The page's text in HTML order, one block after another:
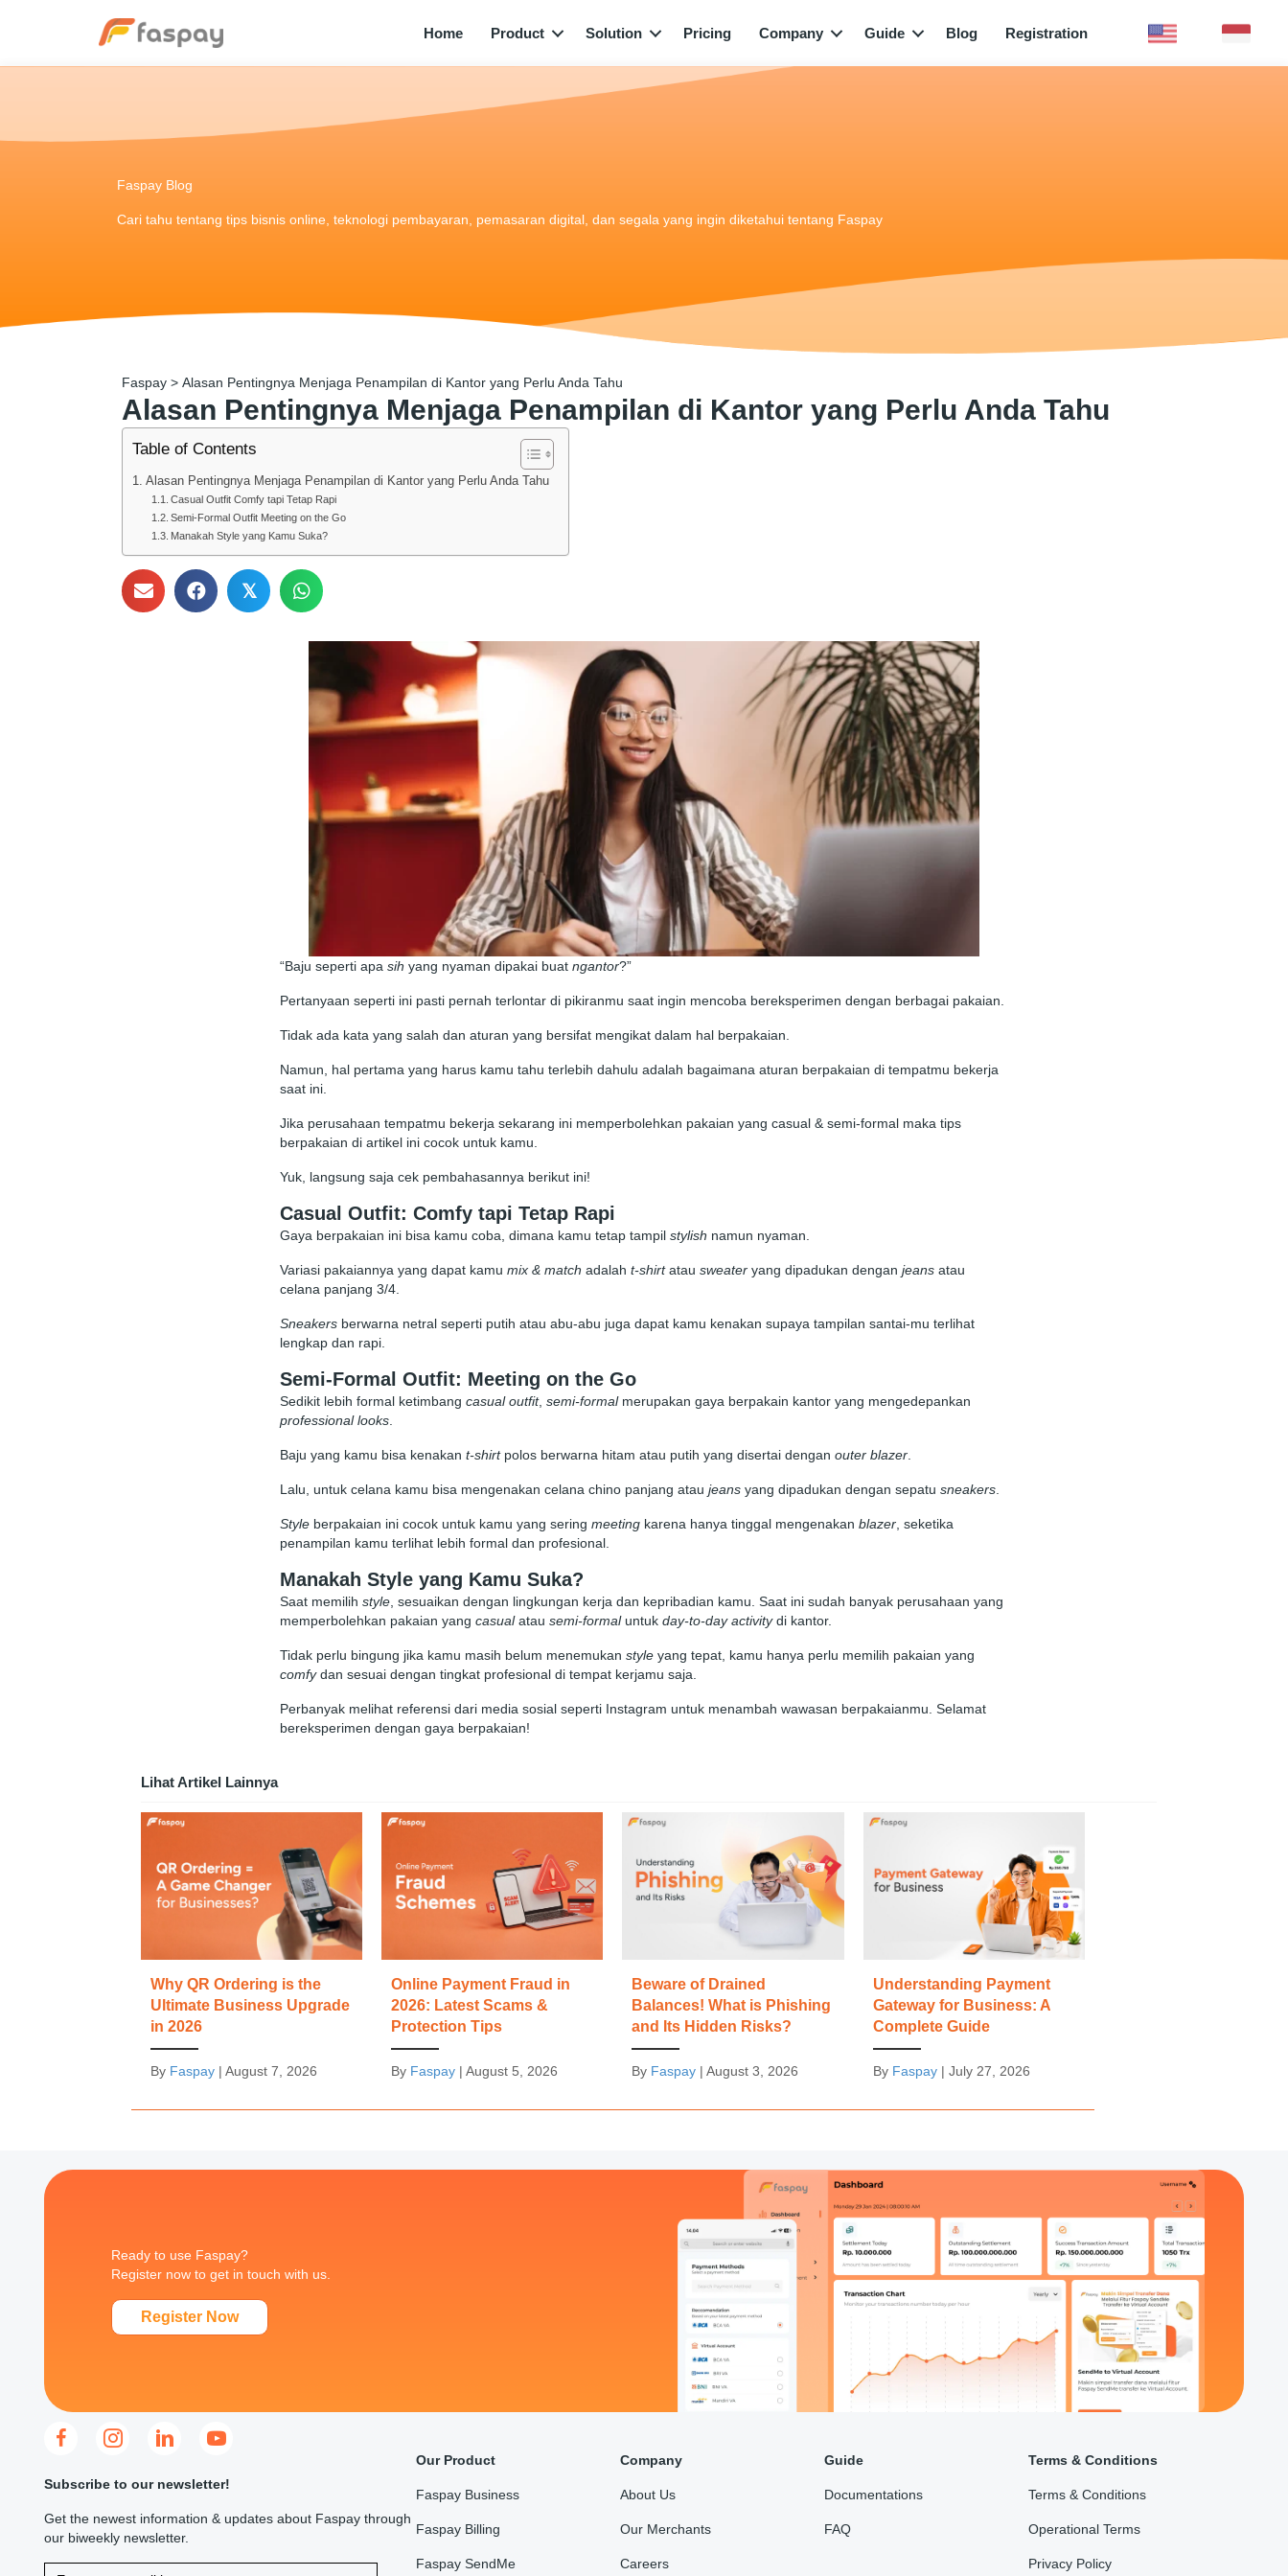
Home Product Solution Pricing Company Guide Blog Registration
Faspay Blog
Cari tahu tentang tips bisnis online, teknologi pembayaran, pemasaran digital, dan segala yang ingin diketahui tentang Faspay
Faspay > Alasan Pentingnya Menjaga Penampilan di Kantor yang Perlu Anda Tahu
Alasan Pentingnya Menjaga Penampilan di Kantor yang Perlu Anda Tahu
Table of Contents
Alasan Pentingnya Menjaga Penampilan di Kantor yang Perlu Anda Tahu
Casual Outfit Comfy tapi Tetap Rapi
Semi-Formal Outfit Meeting on the Go
Manakah Style yang Kamu Suka?
𝕏
“Baju seperti apa sih yang nyaman dipakai buat ngantor?”
Pertanyaan seperti ini pasti pernah terlontar di pikiranmu saat ingin mencoba bereksperimen dengan berbagai pakaian.
Tidak ada kata yang salah dan aturan yang bersifat mengikat dalam hal berpakaian.
Namun, hal pertama yang harus kamu tahu terlebih dahulu adalah bagaimana aturan berpakaian di tempatmu bekerja
saat ini.
Jika perusahaan tempatmu bekerja sekarang ini memperbolehkan pakaian yang casual & semi-formal maka tips
berpakaian di artikel ini cocok untuk kamu.
Yuk, langsung saja cek pembahasannya berikut ini!
Casual Outfit: Comfy tapi Tetap Rapi
Gaya berpakaian ini bisa kamu coba, dimana kamu tetap tampil stylish namun nyaman.
Variasi pakaiannya yang dapat kamu mix & match adalah t-shirtatau sweater yang dipadukan dengan jeans atau
celana panjang 3/4.
Sneakers berwarna netral seperti putih atau abu-abu juga dapat kamu kenakan supaya tampilan santai-mu terlihat
lengkap dan rapi.
Semi-Formal Outfit: Meeting on the Go
Sedikit lebih formal ketimbang casual outfit, semi-formalmerupakan gaya berpakain kantor yang mengedepankan
professional looks
Baju yang kamu bisa kenakan t-shirtpolos berwarna hitam atau putih yang disertai dengan outer blazer
Lalu, untuk celana kamu bisa mengenakan celana chino panjang atau jeans yang dipadukan dengan sepatu sneakers
Style berpakaian ini cocok untuk kamu yang sering meeting karena hanya tinggal mengenakan blazer , seketika
penampilan kamu terlihat lebih formal dan profesional.
Manakah Style yang Kamu Suka?
Saat memilih style , sesuaikan dengan lingkungan kerja dan kepribadian kamu. Saat ini sudah banyak perusahaan yang
memperbolehkan pakaian yang casualatau semi-formaluntuk day-to-day activitydi kantor.
Tidak perlu bingung jika kamu masih belum menemukan style yang tepat, kamu hanya perlu memilih pakaian yang
comfydan sesuai dengan tingkat profesional di tempat kerjamu saja.
Perbanyak melihat referensi dari media sosial seperti Instagram untuk menambah wawasan berpakaianmu. Selamat
bereksperimen dengan gaya berpakaian!
Lihat Artikel Lainnya
Why QR Ordering is the
Ultimate Business Upgrade
in 2026
By Faspay | August 7, 2026
Online Payment Fraud in
2026: Latest Scams &
Protection Tips
By Faspay |August 5, 2026
Beware of Drained
Balances! What is Phishing
and Its Hidden Risks?
By Faspay |August 3, 2026
Understanding Payment
Gateway for Business: A
Complete Guide
By Faspay | July 27, 2026
Ready to use Faspay?
Register now to get in touch with us.
Register Now
Subscribe to our newsletter!
Get the newest information & updates about Faspay through
our biweekly newsletter.
Our Product
Faspay Business
Faspay Billing
Faspay SendMe
Company
About Us
Our Merchants
Careers
Guide
Documentations
FAQ
Terms & Conditions
Terms & Conditions
Operational Terms
Privacy Policy